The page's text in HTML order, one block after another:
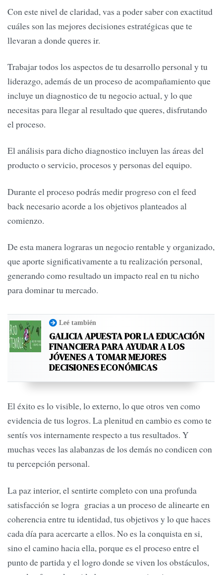
Con este nivel de claridad, vas a poder saber con exactitud
cuáles son las mejores decisiones estratégicas que te
llevaran a donde queres ir.
Trabajar todos los aspectos de tu desarrollo personal y tu
liderazgo, además de un proceso de acompañamiento que
incluye un diagnostico de tu negocio actual, y lo que
necesitas para llegar al resultado que queres, disfrutando
el proceso.
El análisis para dicho diagnostico incluyen las áreas del
producto o servicio, procesos y personas del equipo.
Durante el proceso podrás medir progreso con el feed
back necesario acorde a los objetivos planteados al
comienzo.
De esta manera lograras un negocio rentable y organizado,
que aporte significativamente a tu realización personal,
generando como resultado un impacto real en tu nicho
para dominar tu mercado.
Leé también
GALICIA APUESTA POR LA EDUCACIÓN
FINANCIERA PARA AYUDAR A LOS
JÓVENES A TOMAR MEJORES
DECISIONES ECONÓMICAS
El éxito es lo visible, lo externo, lo que otros ven como
evidencia de tus logros. La plenitud en cambio es como te
sentís vos internamente respecto a tus resultados. Y
muchas veces las alabanzas de los demás no condicen con
tu percepción personal.
La paz interior, el sentirte completo con una profunda
satisfacción se logra gracias a un proceso de alinearte en
coherencia entre tu identidad, tus objetivos y lo que haces
cada día para acercarte a ellos. No es la conquista en si,
sino el camino hacia ella, porque es el proceso entre el
punto de partida y el logro donde se viven los obstáculos,